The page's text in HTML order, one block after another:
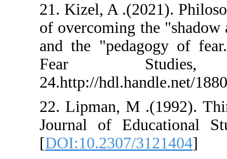
21. Kizel, A
of overcoming
and the
Fear
24.http://
22. Lipman, M
Journal of
[DOI:10.2307/